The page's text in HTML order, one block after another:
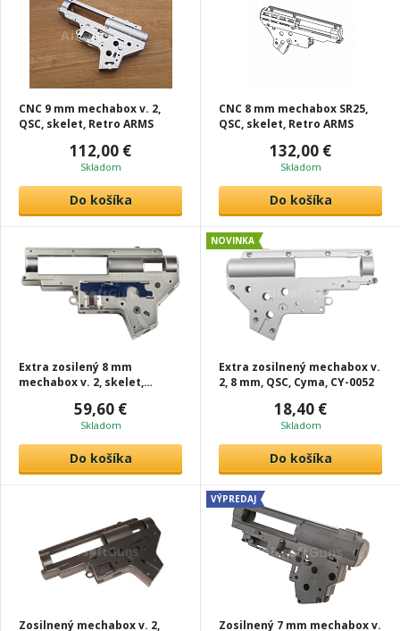
CNC 9 mm mechabox v. 2,
QSC, skelet, Retro ARMS
112,00 €
Skladom
Do košíka
CNC 8 mm mechabox SR25,
QSC, skelet, Retro ARMS
132,00 €
Skladom
Do košíka
Extra zosilený 8 mm
mechabox v. 2, skelet,
59,60 €
Skladom
Do košíka
Extra zosilnený mechabox v.
2, 8 mm, QSC, Cyma, CY-0052
18,40 €
Skladom
NOVINKA
Do košíka
Zosilnený mechabox v. 2,
Zosilnený 7 mm mechabox v.
VÝPREDAJ